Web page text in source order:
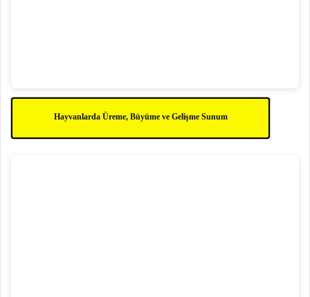
Hayvanlarda Üreme, Büyüme ve Gelişme Sunum